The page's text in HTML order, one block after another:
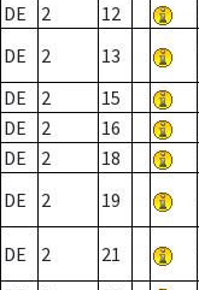
DE
2 12
DE
2 13
DE
2 15
DE
2 16
DE
2 18
DE
2 19
DE 2 21